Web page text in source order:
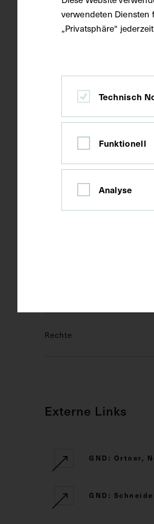
Rechte
Externe Links
GND: Ortner,
GND:
verwendeten
„Privatsphäre“
Technisch
Funktionell
Analyse